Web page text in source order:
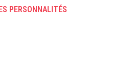
PERSONNALITÉS